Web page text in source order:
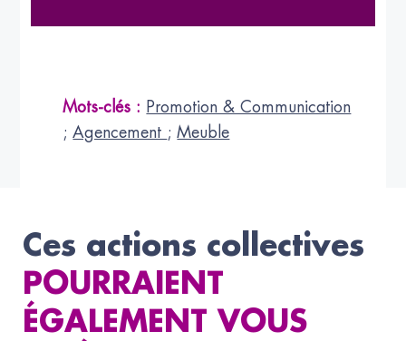
Mots-clés : Promotion & Communication
;Agencement ;Meuble
Ces actions collectives
POURRAIENT
ÉGALEMENT VOUS